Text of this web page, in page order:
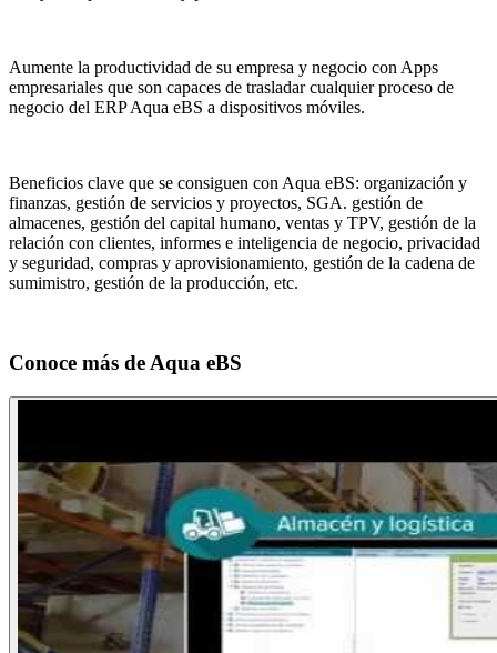
Aumente la productividad de su empresa y negocio con Apps
empresariales que son capaces de trasladar cualquier proceso de
negocio del ERP Aqua eBS a dispositivos móviles.
Beneficios clave que se consiguen con Aqua eBS: organización y
finanzas, gestión de servicios y proyectos, SGA. gestión de
almacenes, gestión del capital humano, ventas y TPV, gestión de la
relación con clientes, informes e inteligencia de negocio, privacidad
y seguridad, compras y aprovisionamiento, gestión de la cadena de
sumimistro, gestión de la producción, etc.
Conoce más deAqua eBS